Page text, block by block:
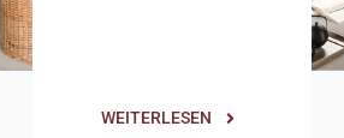
WEITERLESEN